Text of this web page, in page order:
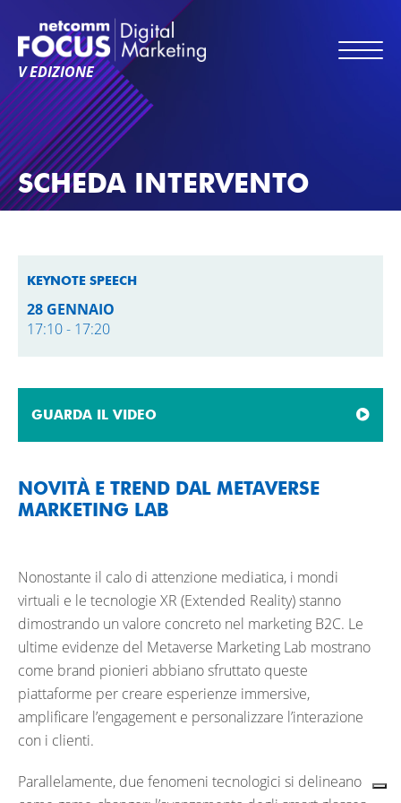
V EDIZIONE
SCHEDA INTERVENTO
KEYNOTE SPEECH
28 GENNAIO
17:10 - 17:20
GUARDA IL VIDEO
NOVITÀ E TREND DAL METAVERSE
MARKETING LAB
Nonostante il calo di attenzione mediatica, i mondi
virtuali e le tecnologie XR (Extended Reality) stanno
dimostrando un valore concreto nel marketing B2C. Le
ultime evidenze del Metaverse Marketing Lab mostrano
come brand pionieri abbiano sfruttato queste
piattaforme per creare esperienze immersive,
amplificare l’engagement e personalizzare l’interazione
con i clienti.
Parallelamente, due fenomeni tecnologici si delineano